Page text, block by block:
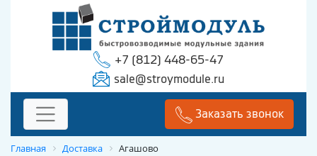
+7 (812) 448-65-47
sale@stroymodule.ru
Заказать звонок
Главная Доставка Агашово